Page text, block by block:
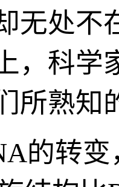
无处不
，科学
所熟知
的转